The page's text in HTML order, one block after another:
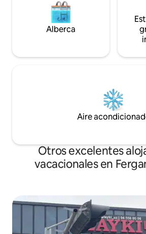
Alberca
Aire
Otros excelentes
vacacionales en